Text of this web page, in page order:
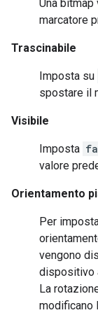
Una
marcatore
Trascinabile
Imposta su
spostare il
Visibile
Imposta
valore
Orientamento
Per
vengono
dispositivo
La
modificano